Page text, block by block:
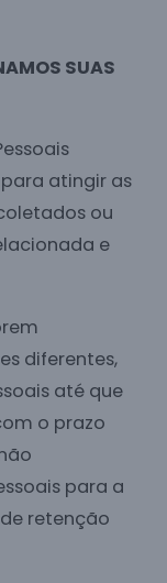
SUAS
atingir as
ou
e
diferentes,
até que
o prazo
para a
retenção